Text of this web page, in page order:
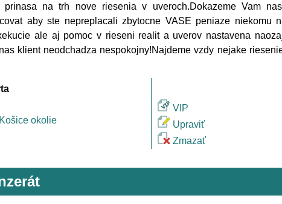
prinasa na trh nove riesenia v uveroch.Dokazeme Vam
aby ste nepreplacali zbytocne VASE peniaze niekomu
ale aj pomoc v rieseni realit a uverov nastavena
klient neodchadza nespokojny!Najdeme vzdy nejake
okolie
VIP
Upraviť
Zmazať